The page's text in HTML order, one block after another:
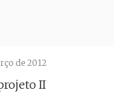
de 2012
II